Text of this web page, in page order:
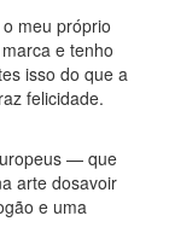
meu próprio
e tenho
isso do que a
felicidade.
— que
arte dosavoir
e uma